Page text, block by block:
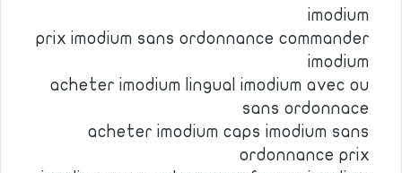
imodium
prix imodium sans ordonnance commander
imodium
acheter imodium lingual imodium avec ou
sans ordonnace
acheter imodium caps imodium sans
ordonnance prix